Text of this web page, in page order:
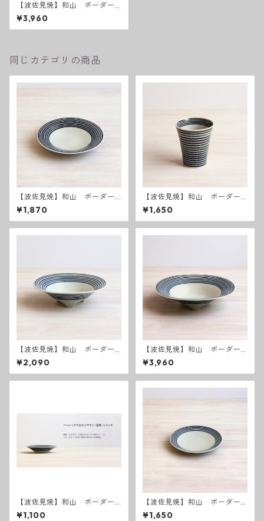
【波佐見焼】和山 ボーダー
柄「藍駒」丸大鉢
¥3,960
同じカテゴリの商品
【波佐見焼】和山 ボーダー
柄 「藍駒」6寸皿
¥1,870
【波佐見焼】和山 ボーダー
柄「藍駒」カップ
¥1,650
【波佐見焼】和山 ボーダー
柄 「藍駒」 三つ足小
¥2,090
【波佐見焼】和山 ボーダー
柄 「藍駒」 三つ足大
¥3,960
【波佐見焼】和山 ボーダー
柄 「藍駒」小皿
¥1,100
【波佐見焼】和山 ボーダー
柄 「藍駒」5寸皿
¥1,650